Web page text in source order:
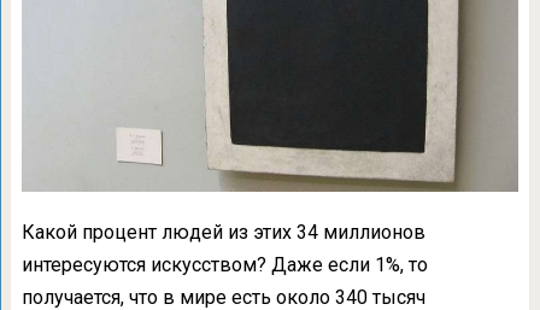
Какой процент людей из этих 34 миллионов
интересуются искусством? Даже если 1%, то
получается, что в мире есть около 340 тысяч